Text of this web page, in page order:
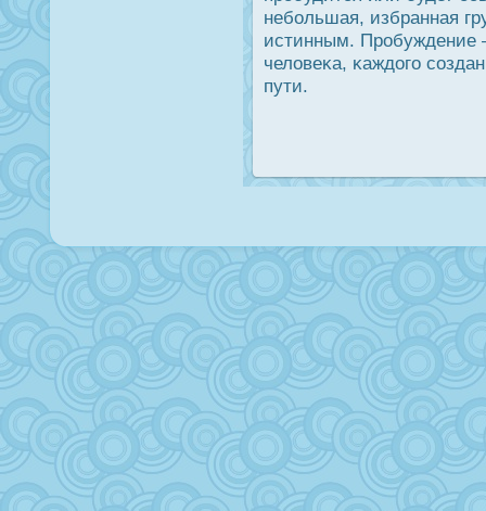
небольшая, избранная
истинным. Прοбуждение
человеκа, κаждοго
пути.